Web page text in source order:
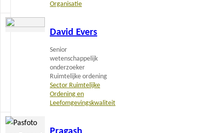
Organisatie
David Evers
Senior
wetenschappelijk
onderzoeker
Ruimtelijke ordening
Sector Ruimtelijke
Ordening en
Leefomgevingskwaliteit
Lees
Lees